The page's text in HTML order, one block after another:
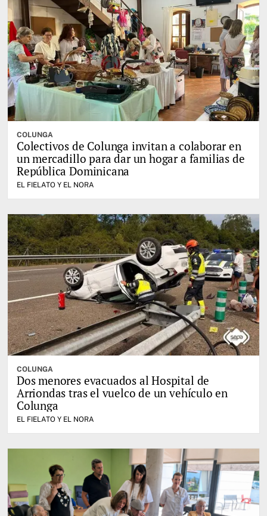
COLUNGA
Colectivos de Colunga invitan a colaborar en
un mercadillo para dar un hogar a familias de
República Dominicana
EL FIELATO Y EL NORA
COLUNGA
Dos menores evacuados al Hospital de
Arriondas tras el vuelco de un vehículo en
Colunga
EL FIELATO Y EL NORA